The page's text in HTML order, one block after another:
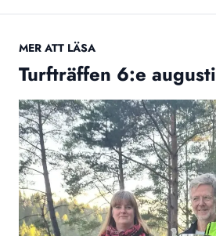
MER ATT LÄSA
Turfträffen 6:e augusti